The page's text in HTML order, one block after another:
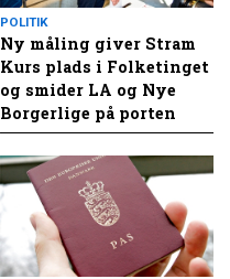
POLITIK
Ny måling giver Stram
Kurs plads i Folketinget
og smider LA og Nye
Borgerlige på porten